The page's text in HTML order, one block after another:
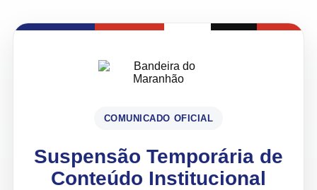
COMUNICADO OFICIAL
Suspensão Temporária de
Conteúdo Institucional